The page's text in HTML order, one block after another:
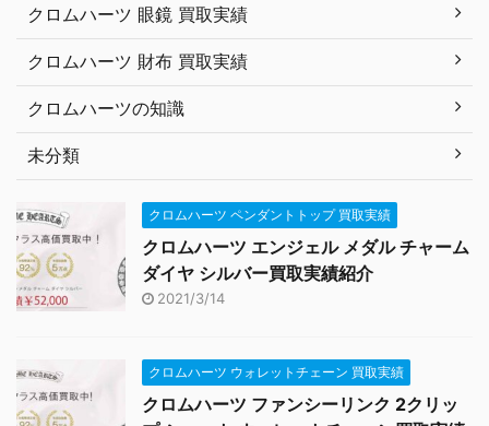
クロムハーツ 眼鏡 買取実績
クロムハーツ 財布 買取実績
クロムハーツの知識
未分類
クロムハーツ ペンダントトップ 買取実績
クロムハーツ エンジェル メダル チャーム
ダイヤ シルバー買取実績紹介
2021/3/14
クロムハーツ ウォレットチェーン 買取実績
クロムハーツ ファンシーリンク 2クリッ